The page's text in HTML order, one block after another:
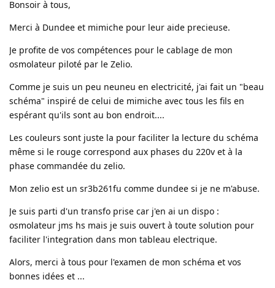
Bonsoir à tous,
Merci à Dundee et mimiche pour leur aide precieuse.
Je profite de vos compétences pour le cablage de mon
osmolateur piloté par le Zelio.
Comme je suis un peu neuneu en electricité, j'ai fait un "beau
schéma" inspiré de celui de mimiche avec tous les fils en
espérant qu'ils sont au bon endroit....
Les couleurs sont juste la pour faciliter la lecture du schéma
même si le rouge correspond aux phases du 220v et à la
phase commandée du zelio.
Mon zelio est un sr3b261fu comme dundee si je ne m'abuse.
Je suis parti d'un transfo prise car j'en ai un dispo :
osmolateur jms hs mais je suis ouvert à toute solution pour
faciliter l'integration dans mon tableau electrique.
Alors, merci à tous pour l'examen de mon schéma et vos
bonnes idées et ...